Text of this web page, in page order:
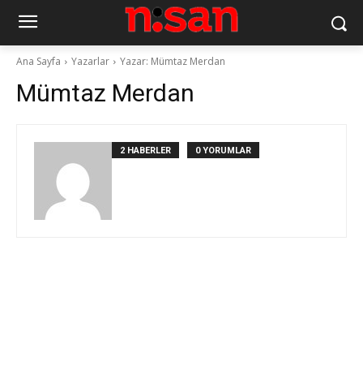
Ana Sayfa Yazarlar Yazar: Mümtaz Merdan
Mümtaz Merdan
2 HABERLER 0 YORUMLAR